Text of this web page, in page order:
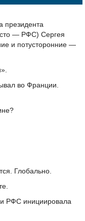
президента
— РФС) Сергея
и потусторонние —
во Франции.
Глобально.
РФС инициировала